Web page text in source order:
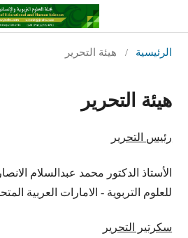
الرئيسية / هيئة التحرير
هيئة التحرير
رئيس التحرير
الأستاذ الدكتور محمد عبدالسلام
للعلوم التربوية - الامارات العربية
سكرتير التحرير